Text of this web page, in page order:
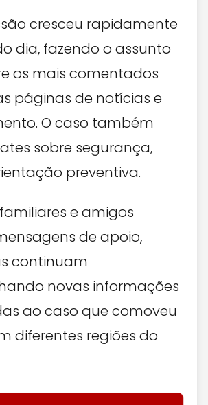
cresceu rapidamente
dia, fazendo o assunto
os mais comentados
páginas de notícias e
O caso também
sobre segurança,
preventiva.
e amigos
de apoio,
continuam
novas informações
ao caso que comoveu
diferentes regiões do